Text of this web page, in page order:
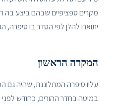
מקרים ספציפיים שבהם ביצע בה
יתוארו להלן לפי הסדר בו סיפרה,
המקרה הראשון
עליו סיפרה המתלוננת, שהיה גם
במיטה בחדר ההורים, כחודש